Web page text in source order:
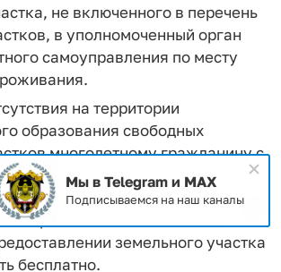
не включенного в перечень
в уполномоченный орган
самоуправления по месту
на территории
образования свободных
многодетному гражданину с
быть предоставлен
на территории другого
образования на основании
земельного участка
бесплатно.
Мы в Telegram и MAX
Подписываемся на наш каналы